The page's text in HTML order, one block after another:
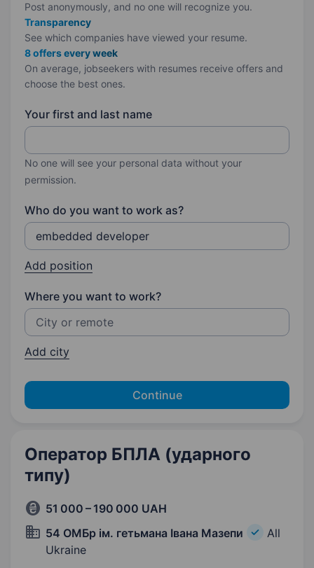
Post anonymously, and no one will recognize you.
Transparency
See which companies have viewed your resume.
8 offers every week
On average, jobseekers with resumes receive offers and
choose the best ones.
Your first and last name
No one will see your personal data without your
permission.
Who do you want to work as?
Add position
Where you want to work?
Add city
Continue
Оператор БПЛА (ударного
типу)
51 000 – 190 000 UAH
54 ОМБр ім. гетьмана Івана Мазепи
All
Ukraine